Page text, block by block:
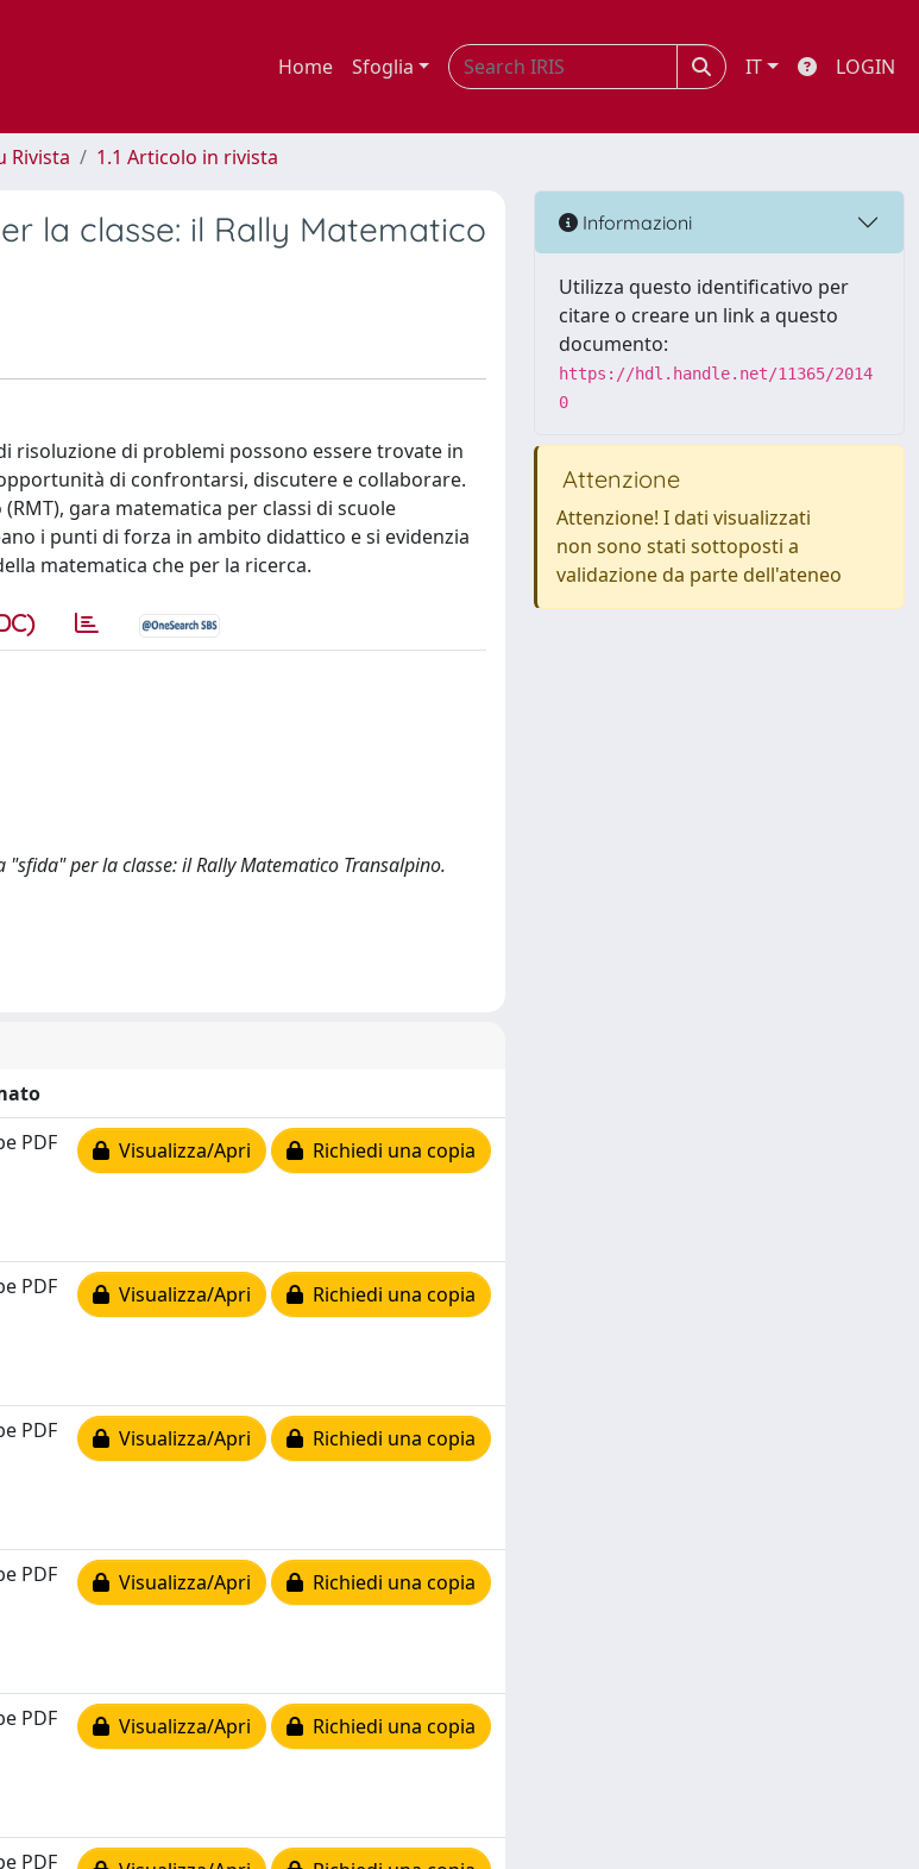
Home Sfoglia IT LOGIN
Rivista 1.1 Articolo in rivista
la classe: il Rally Matematico
risoluzione di problemi possono essere trovate in
di confrontarsi, discutere e collaborare.
gara matematica per classi di scuole
i punti di forza in ambito didattico e si evidenzia
matematica che per la ricerca.
per la classe: il Rally Matematico Transalpino.
PDF Visualizza/Apri Richiedi una copia
PDF Visualizza/Apri Richiedi una copia
PDF Visualizza/Apri Richiedi una copia
PDF Visualizza/Apri Richiedi una copia
PDF Visualizza/Apri Richiedi una copia
PDF
Informazioni
Utilizza questo identificativo per
citare o creare un link a questo
documento:
https://hdl.handle.net/11365/2014
0
Attenzione
Attenzione! I dati visualizzati
non sono stati sottoposti a
validazione da parte dell'ateneo